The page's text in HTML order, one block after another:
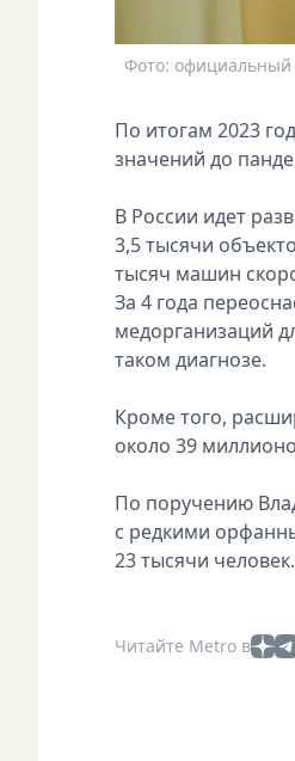
Фото: официальный
По итогам 2023
значений до
В России идет
3,5 тысячи
тысяч машин
За 4 года
медорганизаций
таком диагнозе.
Кроме того,
около 39
По поручению
с редкими
23 тысячи человек.
Читайте Metro в